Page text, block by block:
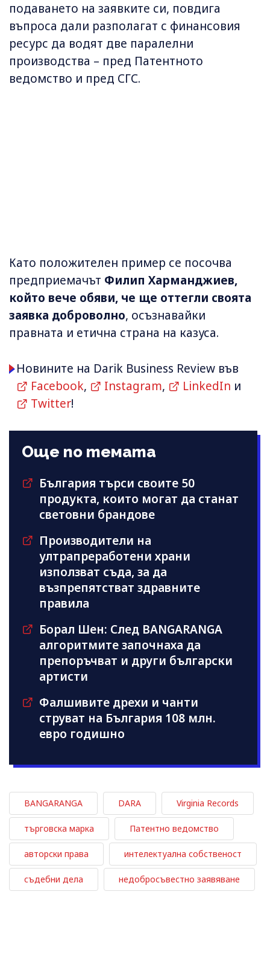
подаването на заявките си, повдига
въпроса дали разполагат с финансовия
ресурс да водят две паралелни
производства – пред Патентното
ведомство и пред СГС.
Като положителен пример се посочва
предприемачът Филип Харманджиев,
който вече обяви, че ще оттегли своята
заявка доброволно, осъзнавайки
правната и етична страна на казуса.
Новините на Darik Business Review във
Facebook, Instagram, LinkedIn и
Twitter!
Още по темата
България търси своите 50
продукта, които могат да станат
световни брандове
Производители на
ултрапреработени храни
използват съдa, за да
възпрепятстват здравните
правила
Борал Шен: След BANGARANGA
алгоритмите започнаха да
препоръчват и други български
артисти
Фалшивите дрехи и чанти
струват на България 108 млн.
евро годишно
BANGARANGA DARA Virginia Records
търговска марка Патентно ведомство
авторски права интелектуална собственост
съдебни дела недобросъвестно заявяване